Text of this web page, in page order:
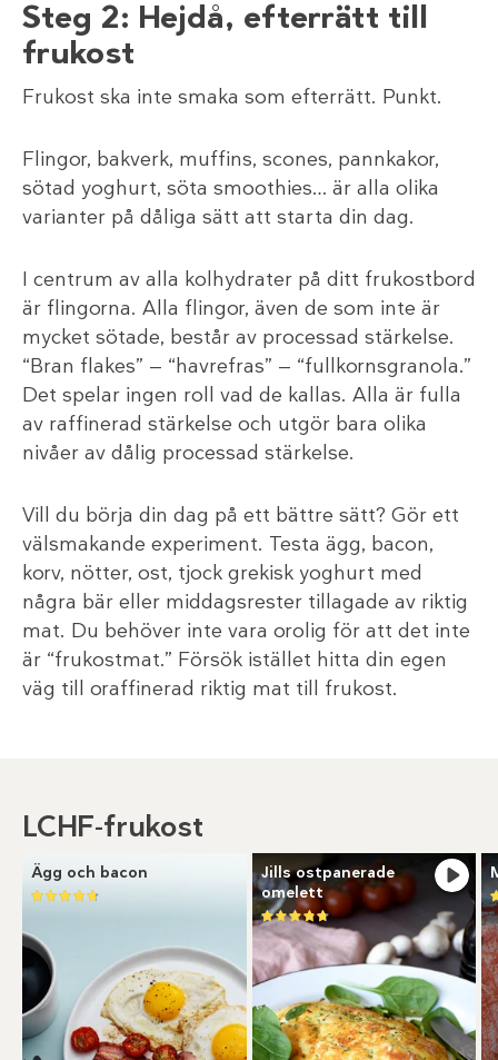
Steg 2: Hejdå, efterrätt till
frukost
Frukost ska inte smaka som efterrätt. Punkt.
Flingor, bakverk, muffins, scones, pannkakor,
sötad yoghurt, söta smoothies… är alla olika
varianter på dåliga sätt att starta din dag.
I centrum av alla kolhydrater på ditt frukostbord
är flingorna. Alla flingor, även de som inte är
mycket sötade, består av processad stärkelse.
“Bran flakes” — “havrefras” — “fullkornsgranola.”
Det spelar ingen roll vad de kallas. Alla är fulla
av raffinerad stärkelse och utgör bara olika
nivåer av dålig processad stärkelse.
Vill du börja din dag på ett bättre sätt? Gör ett
välsmakande experiment. Testa ägg, bacon,
korv, nötter, ost, tjock grekisk yoghurt med
några bär eller middagsrester tillagade av riktig
mat. Du behöver inte vara orolig för att det inte
är “frukostmat.” Försök istället hitta din egen
väg till oraffinerad riktig mat till frukost.
LCHF-frukost
Ägg och bacon
Jills ostpanerade
omelett